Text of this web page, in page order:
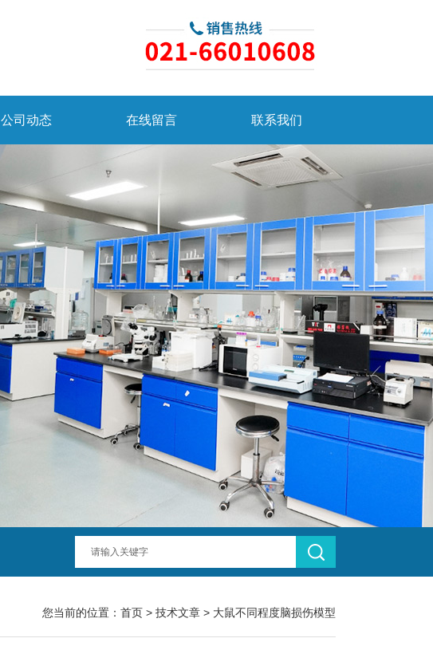
公司动态 在线留言 联系我们
您当前的位置： 首页 > 技术文章 > 大鼠不同程度脑损伤模型